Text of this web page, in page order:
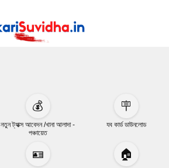
💰
নতুন ট্যাক্স আবেদন /খানা আলাদা -
পঞ্চায়েত
🪧
যব কার্ড ডাউনলোড
🪪 🏠